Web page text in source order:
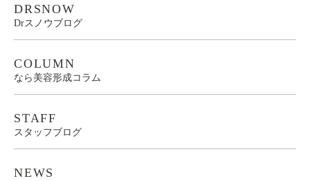
DRSNOW
Drスノウブログ
COLUMN
なら美容形成コラム
STAFF
スタッフブログ
NEWS